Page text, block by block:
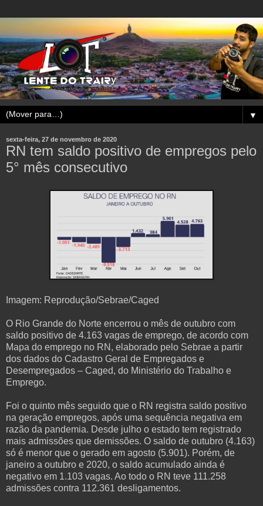
▼
sexta-feira, 27 de novembro de 2020
RN tem saldo positivo de empregos pelo
5° mês consecutivo
Imagem: Reprodução/Sebrae/Caged
O Rio Grande do Norte encerrou o mês de outubro com
saldo positivo de 4.163 vagas de emprego, de acordo com
Mapa do emprego no RN, elaborado pelo Sebrae a partir
dos dados do Cadastro Geral de Empregados e
Desempregados – Caged, do Ministério do Trabalho e
Emprego.
Foi o quinto mês seguido que o RN registra saldo positivo
na geração empregos, após uma sequência negativa em
razão da pandemia. Desde julho o estado tem registrado
mais admissões que demissões. O saldo de outubro (4.163)
só é menor que o gerado em agosto (5.901). Porém, de
janeiro a outubro e 2020, o saldo acumulado ainda é
negativo em 1.103 vagas. Ao todo o RN teve 111.258
admissões contra 112.361 desligamentos.